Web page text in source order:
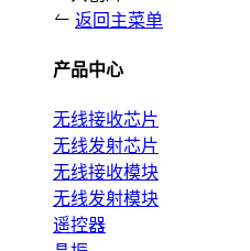
返回主菜单
产品中心
无线接收芯片
无线发射芯片
无线接收模块
无线发射模块
遥控器